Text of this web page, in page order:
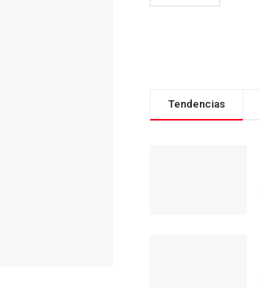
Tendencias